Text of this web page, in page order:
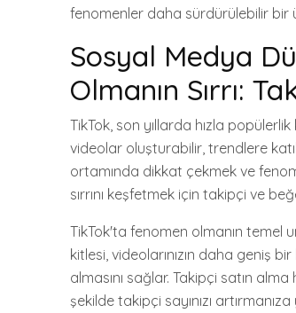
fenomenler daha sürdürülebilir bir
Sosyal Medya
Olmanın Sırrı:
TikTok, son yıllarda hızla
videolar oluşturabilir, trendlere
ortamında dikkat çekmek ve
sırrını keşfetmek için takipçi ve
TikTok'ta fenomen olmanın temel
kitlesi, videolarınızın daha geniş
almasını sağlar. Takipçi satın
şekilde takipçi sayınızı